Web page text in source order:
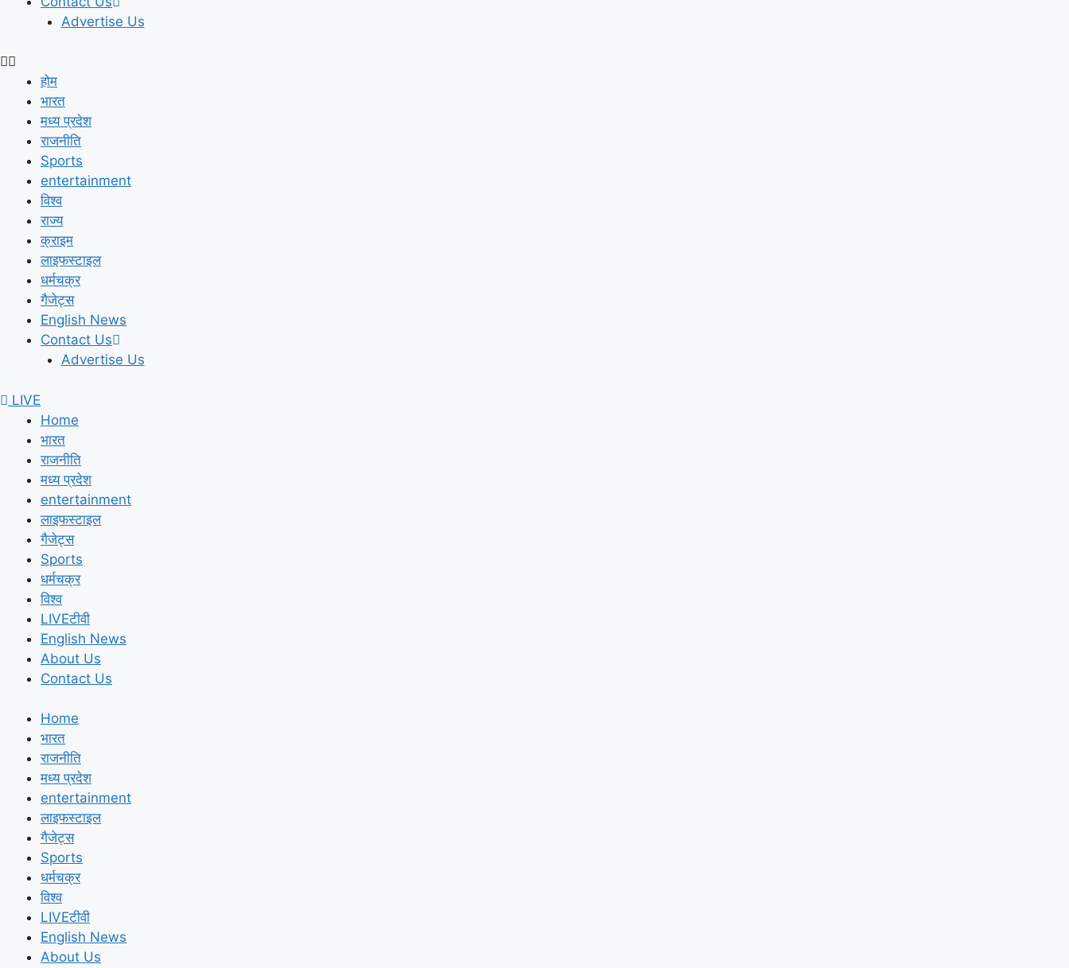
Advertise Us
होम
भारत
मध्य प्रदेश
राजनीति
Sports
entertainment
विश्व
राज्य
क्राइम
लाइफस्टाइल
धर्मचक्र
गैजेट्स
English News
Contact Us
Advertise Us
LIVE
Home
भारत
राजनीति
मध्य प्रदेश
entertainment
लाइफस्टाइल
गैजेट्स
Sports
धर्मचक्र
विश्व
LIVEटीवी
English News
About Us
Contact Us
Home
भारत
राजनीति
मध्य प्रदेश
entertainment
लाइफस्टाइल
गैजेट्स
Sports
धर्मचक्र
विश्व
LIVEटीवी
English News
About Us